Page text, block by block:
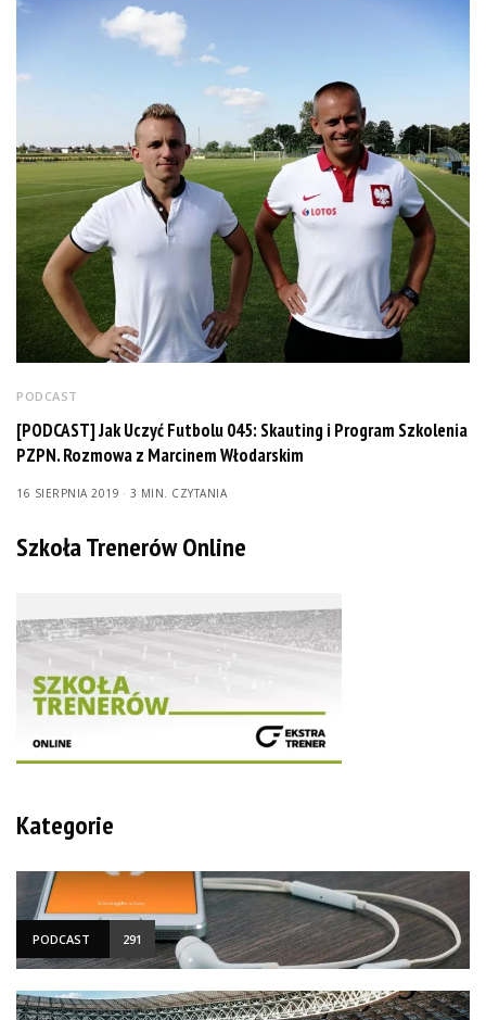
PODCAST
[PODCAST] Jak Uczyć Futbolu 045: Skauting i Program Szkolenia
PZPN. Rozmowa z Marcinem Włodarskim
16 SIERPNIA 2019 3 MIN. CZYTANIA
Szkoła Trenerów Online
Kategorie
PODCAST 291